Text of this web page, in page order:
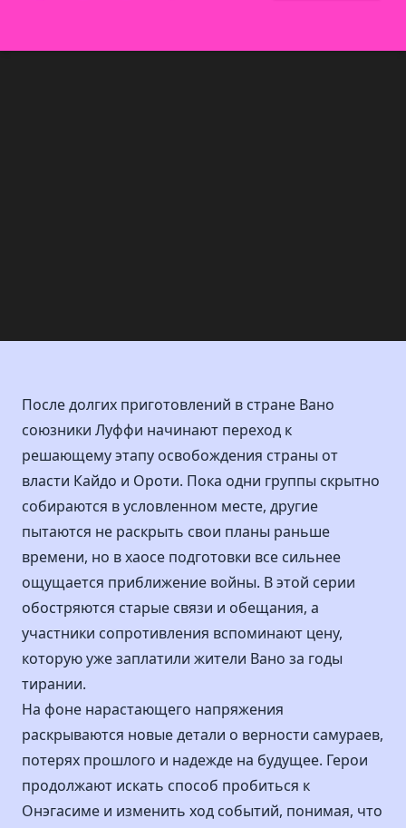
После долгих приготовлений в стране Вано
союзники Луффи начинают переход к
решающему этапу освобождения страны от
власти Кайдо и Ороти. Пока одни группы скрытно
собираются в условленном месте, другие
пытаются не раскрыть свои планы раньше
времени, но в хаосе подготовки все сильнее
ощущается приближение войны. В этой серии
обостряются старые связи и обещания, а
участники сопротивления вспоминают цену,
которую уже заплатили жители Вано за годы
тирании.
На фоне нарастающего напряжения
раскрываются новые детали о верности самураев,
потерях прошлого и надежде на будущее. Герои
продолжают искать способ пробиться к
Онэгасиме и изменить ход событий, понимая, что